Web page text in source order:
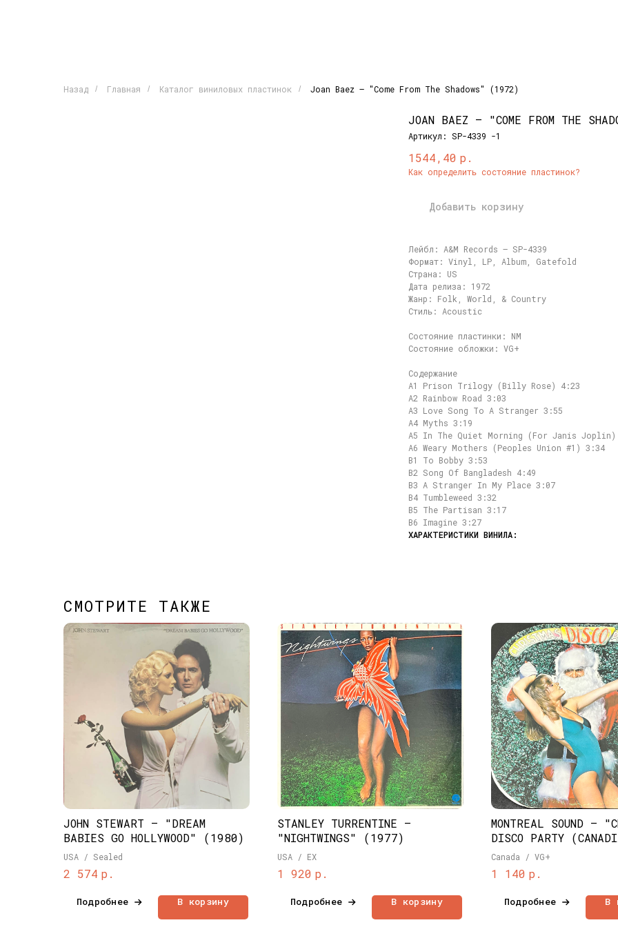
Назад / Главная / Каталог виниловых пластинок / Joan Baez ‎– "Come From The Shadows" (1972)
JOAN BAEZ ‎– "COME FROM THE
Артикул: SP-4339 -1
1544,40 р.
Как определить состояние пластинок?
Добавить корзину
Лейбл: A&M Records ‎– SP-4339
Формат: Vinyl, LP, Album, Gatefold
Страна: US
Дата релиза: 1972
Жанр: Folk, World, & Country
Стиль: Acoustic
Состояние пластинки: NM
Состояние обложки: VG+
Содержание
A1 Prison Trilogy (Billy Rose) 4:23
A2 Rainbow Road 3:03
A3 Love Song To A Stranger 3:55
A4 Myths 3:19
A5 In The Quiet Morning (For Janis Joplin)
A6 Weary Mothers (Peoples Union #1) 3:34
B1 To Bobby 3:53
B2 Song Of Bangladesh 4:49
B3 A Stranger In My Place 3:07
B4 Tumbleweed 3:32
B5 The Partisan 3:17
B6 Imagine 3:27
СМОТРИТЕ ТАКЖЕ
JOHN STEWART ‎– "DREAM
BABIES GO HOLLYWOOD" (1980)
USA / Sealed
2 574 р.
Подробнее В корзину
STANLEY TURRENTINE –
"NIGHTWINGS" (1977)
USA / EX
1 920 р.
Подробнее В корзину
MONTREAL SOUND –
DISCO PARTY
CHRISTMAS - NEW
MAS)" (1977)
Canada / VG+
1 140 р.
Подробнее В